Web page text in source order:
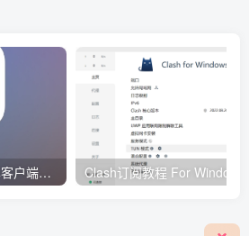
Clash for android安卓客户端保姆级新手使用教程